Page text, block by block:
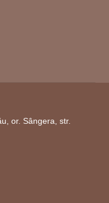
or. Sângera, str.